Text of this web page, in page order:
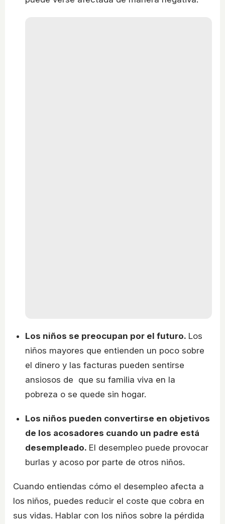
Los niños se preocupan por el futuro. Los
niños mayores que entienden un poco sobre
el dinero y las facturas pueden sentirse
ansiosos de que su familia viva en la
pobreza o se quede sin hogar.
Los niños pueden convertirse en objetivos
de los acosadores cuando un padre está
desempleado. El desempleo puede provocar
burlas y acoso por parte de otros niños.
Cuando entiendas cómo el desempleo afecta a
los niños, puedes reducir el coste que cobra en
sus vidas. Hablar con los niños sobre la pérdida